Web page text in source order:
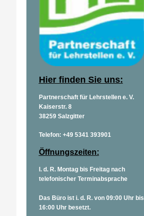
Hier finden Sie uns:
Partnerschaft für Lehrstellen e. V.
Kaiserstr. 8
38259 Salzgitter
Telefon: +49 5341 393901
Öffnungszeiten:
I. d. R. Montag bis Freitag nach
telefonischer Terminabsprache
Das Büro ist i. d. R. von 09:00 Uhr bis
16:00 Uhr besetzt.